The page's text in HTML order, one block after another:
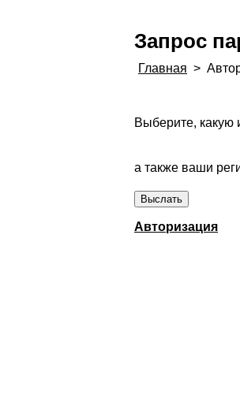
Запрос
Главная >
Выберите, какую
а также ваши
Авторизация